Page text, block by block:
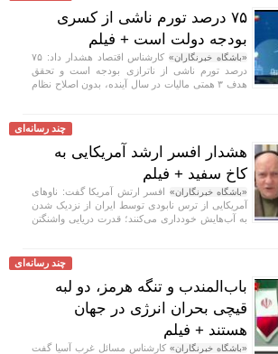
۷۵ درصد تورم ناشی از کسری
بودجه دولت است + فیلم
«باشگاه خبرنگاران»
کارشناس اقتصاد هشدار داد: ۷۵
درصد تورم ناشی از ناترازی بودجه است و تحقق
هدف ۳ همتی مالیات در سال آینده، بدون اصلاح نظام
چند رسانه‌ای
هشدار افسر ارشد آمریکایی به
کاخ سفید + فیلم
«باشگاه خبرنگاران» افسر ارتش آمریکا گفت: ناو‌های
آمریکایی از ترس نابودی توسط ایران از نزدیک شدن
به آب‌هایش خودداری می‌کنند؛ قدرت دریایی واشنگتن
چند رسانه‌ای
باب‌المندب و تنگه هرمز، دو لبه
قیچی بحران انرژی در جهان
هستند + فیلم
«باشگاه خبرنگاران» کارشناس مسائل غرب آسیا گفت